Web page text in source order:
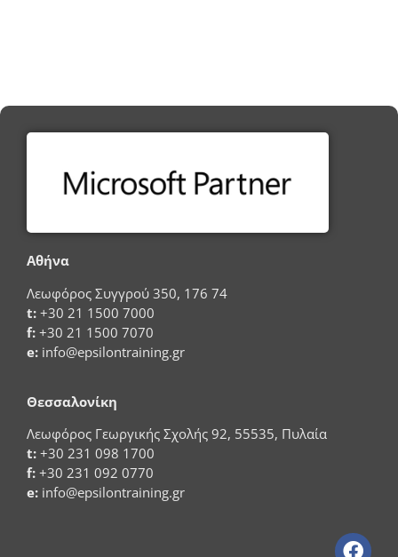
Αθήνα
Λεωφόρος Συγγρού 350, 176 74
t: +30 21 1500 7000
f: +30 21 1500 7070
e: info@epsilontraining.gr
Θεσσαλονίκη
Λεωφόρος Γεωργικής Σχολής 92, 55535, Πυλαία
t: +30 231 098 1700
f: +30 231 092 0770
e: info@epsilontraining.gr